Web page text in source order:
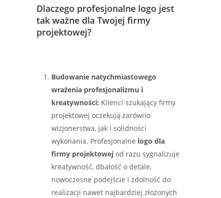
Dlaczego profesjonalne logo jest
tak ważne dla Twojej firmy
projektowej?
Budowanie natychmiastowego
wrażenia profesjonalizmu i
kreatywności: Klienci szukający firmy
projektowej oczekują zarówno
wizjonerstwa, jak i solidności
wykonania. Profesjonalne logo dla
firmy projektowej od razu sygnalizuje
kreatywność, dbałość o detale,
nowoczesne podejście i zdolność do
realizacji nawet najbardziej złożonych